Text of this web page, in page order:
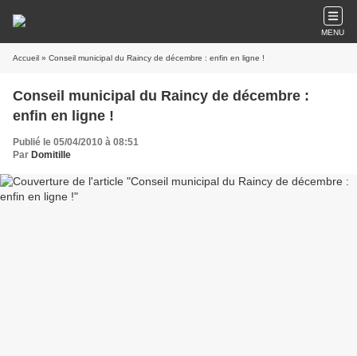
MENU
Accueil » Conseil municipal du Raincy de décembre : enfin en ligne !
Conseil municipal du Raincy de décembre :
enfin en ligne !
Publié le 05/04/2010 à 08:51
Par Domitille